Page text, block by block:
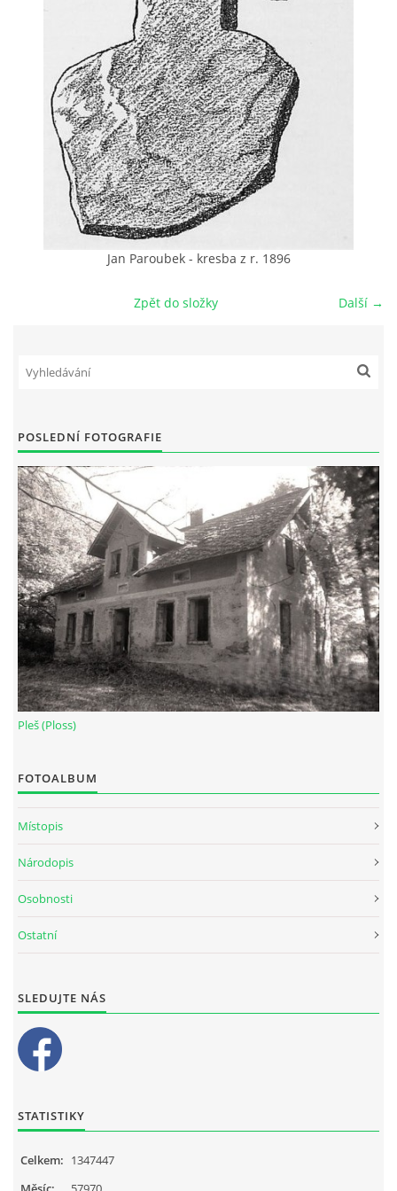
DŮL NA SLÍDU (NA KOLE)
Kontakt:
tel. 773 916 275
info@domdej.cz
--------------------------------------------------------------
Tento projekt je realizován za finanční podpory
města Domažlice.
Jan Paroubek - kresba z r. 1896
Další →
Zpět do složky
POSLEDNÍ FOTOGRAFIE
Pleš (Ploss)
FOTOALBUM
Místopis
Národopis
Osobnosti
Ostatní
SLEDUJTE NÁS
STATISTIKY
Celkem: 1347447